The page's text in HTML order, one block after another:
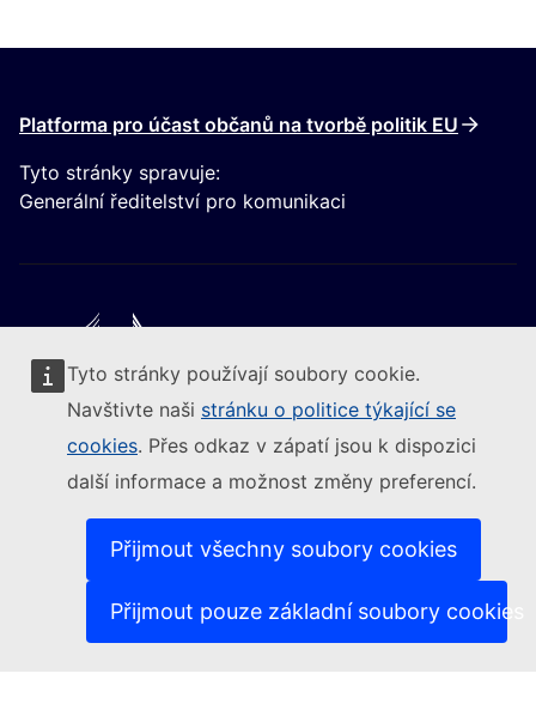
Tyto stránky používají soubory cookie.
Navštivte naši stránku o politice týkající se
cookies. Přes odkaz v zápatí jsou k dispozici
další informace a možnost změny preferencí.
Přijmout všechny soubory cookies
Přijmout pouze základní soubory cookies
Platforma pro účast občanů na tvorbě politik EU
Tyto stránky spravuje:
Generální ředitelství pro komunikaci
Следвайте Европейската комисия
Kontakt(Externí odkaz)
Nahlásit zranitelnost IT (Externí odkaz)
Jazyková politika na našich internetových stránkách
(Externí odkaz)
Politika ochrany soukromí
Právní upozornění
(Externí odkaz)